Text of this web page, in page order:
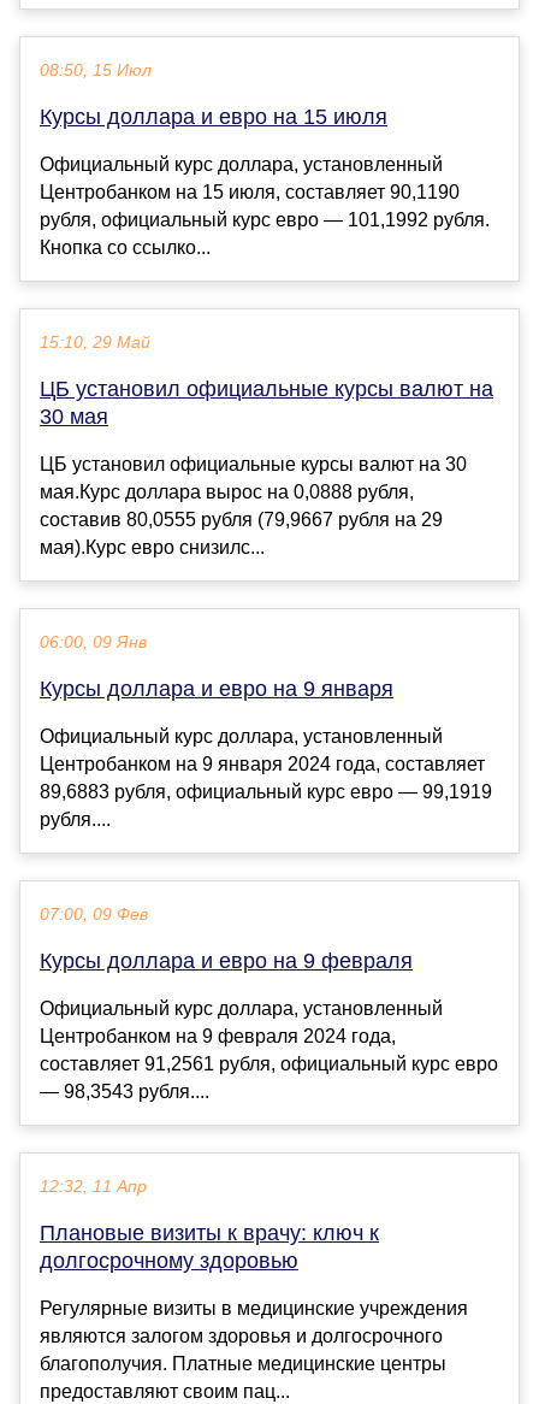
08:50, 15 Июл
Курсы доллара и евро на 15 июля
Официальный курс доллара, установленный
Центробанком на 15 июля, составляет 90,1190
рубля, официальный курс евро — 101,1992 рубля.
Кнопка со ссылко...
15:10, 29 Май
ЦБ установил официальные курсы валют на
30 мая
ЦБ установил официальные курсы валют на 30
мая.Курс доллара вырос на 0,0888 рубля,
составив 80,0555 рубля (79,9667 рубля на 29
мая).Курс евро снизилс...
06:00, 09 Янв
Курсы доллара и евро на 9 января
Официальный курс доллара, установленный
Центробанком на 9 января 2024 года, составляет
89,6883 рубля, официальный курс евро — 99,1919
рубля....
07:00, 09 Фев
Курсы доллара и евро на 9 февраля
Официальный курс доллара, установленный
Центробанком на 9 февраля 2024 года,
составляет 91,2561 рубля, официальный курс евро
— 98,3543 рубля....
12:32, 11 Апр
Плановые визиты к врачу: ключ к
долгосрочному здоровью
Регулярные визиты в медицинские учреждения
являются залогом здоровья и долгосрочного
благополучия. Платные медицинские центры
предоставляют своим пац...